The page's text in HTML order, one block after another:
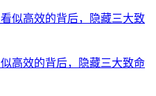
高效的背后，隐藏三大致命